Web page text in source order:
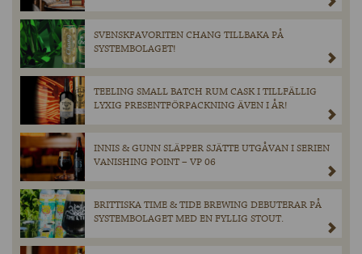
SVENSKFAVORITEN CHANG TILLBAKA PÅ
SYSTEMBOLAGET!
TEELING SMALL BATCH RUM CASK I TILLFÄLLIG
LYXIG PRESENTFÖRPACKNING ÄVEN I ÅR!
INNIS & GUNN SLÄPPER SJÄTTE UTGÅVAN I SERIEN
VANISHING POINT – VP 06
BRITTISKA TIME & TIDE BREWING DEBUTERAR PÅ
SYSTEMBOLAGET MED EN FYLLIG STOUT.